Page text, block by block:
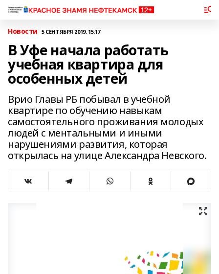
Новости 5 СЕНТЯБРЯ 2019, 15:17
В Уфе начала работать
учебная квартира для
особенных детей
Врио Главы РБ побывал в учебной
квартире по обучению навыкам
самостоятельного проживания молодых
людей с ментальными и иными
нарушениями развития, которая
открылась на улице Александра Невского.